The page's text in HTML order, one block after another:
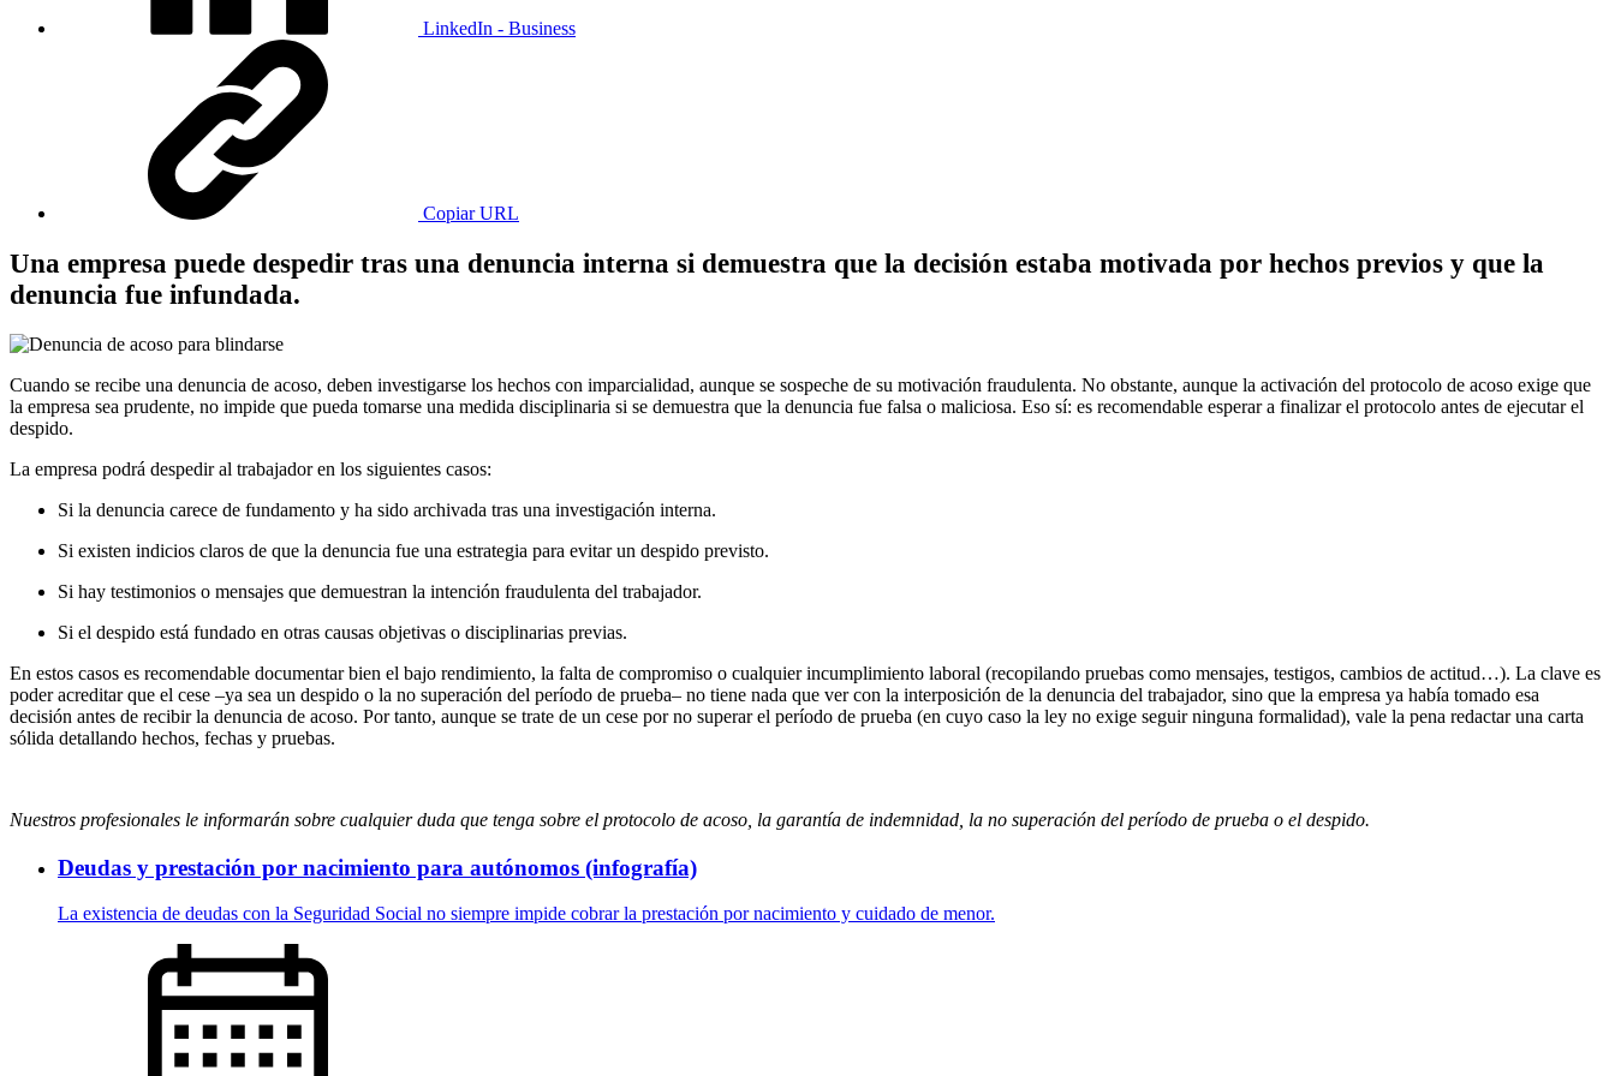
LinkedIn - Business
Copiar URL
Una empresa puede despedir tras una denuncia interna si demuestra que la decisión estaba motivada por hechos previos y que la
denuncia fue infundada.
Cuando se recibe una denuncia de acoso, deben investigarse los hechos con imparcialidad, aunque se sospeche de su motivación fraudulenta. No obstante, aunque la activación del protocolo de acoso exige que
la empresa sea prudente, no impide que pueda tomarse una medida disciplinaria si se demuestra que la denuncia fue falsa o maliciosa. Eso sí: es recomendable esperar a finalizar el protocolo antes de ejecutar el
despido.
La empresa podrá despedir al trabajador en los siguientes casos:
Si la denuncia carece de fundamento y ha sido archivada tras una investigación interna.
Si existen indicios claros de que la denuncia fue una estrategia para evitar un despido previsto.
Si hay testimonios o mensajes que demuestran la intención fraudulenta del trabajador.
Si el despido está fundado en otras causas objetivas o disciplinarias previas.
En estos casos es recomendable documentar bien el bajo rendimiento, la falta de compromiso o cualquier incumplimiento laboral (recopilando pruebas como mensajes, testigos, cambios de actitud…). La clave es
poder acreditar que el cese –ya sea un despido o la no superación del período de prueba– no tiene nada que ver con la interposición de la denuncia del trabajador, sino que la empresa ya había tomado esa
decisión antes de recibir la denuncia de acoso. Por tanto, aunque se trate de un cese por no superar el período de prueba (en cuyo caso la ley no exige seguir ninguna formalidad), vale la pena redactar una carta
sólida detallando hechos, fechas y pruebas.
Nuestros profesionales le informarán sobre cualquier duda que tenga sobre el protocolo de acoso, la garantía de indemnidad, la no superación del período de prueba o el despido.
Deudas y prestación por nacimiento para autónomos (infografía)
La existencia de deudas con la Seguridad Social no siempre impide cobrar la prestación por nacimiento y cuidado de menor.